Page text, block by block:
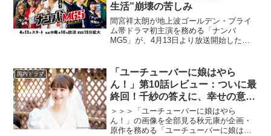
生活”崩壊の苦しみ
間宮祥太朗が地上波ゴールデン・プライ
ム帯ドラマ初主演を務める「ナンバ
MG5」が、4月13日より放送開始した。
写化した“脱ヤンキー”物語で、本広克行監
督がメガホンを取る...
国内ドラマ
「ユーチューバーに娘はやら
ん！」第10話レビュー：ついに最
終回！千紗の答えに、幸せの意味
を考える（※ストーリーネタバレ
あり）
＞＞＞「ユーチューバーに娘はやら
ん！」の画像を全部見る秋元康が企画・
原作を務める「ユーチューバーに娘はや